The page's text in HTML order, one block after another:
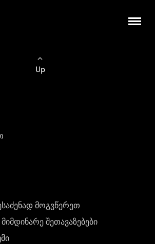
Up
მოგვწერეთ
შეთავაზებები